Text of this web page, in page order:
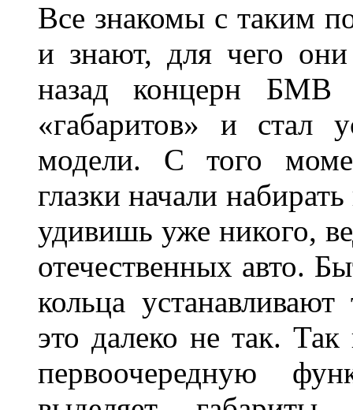
Все знакомы с таким
и знают, для чего
назад концерн БМВ
«габаритов» и стал
модели. С того
глазки начали
удивишь уже никого,
отечественных авто.
кольца
это далеко не так. Так
первоочередную